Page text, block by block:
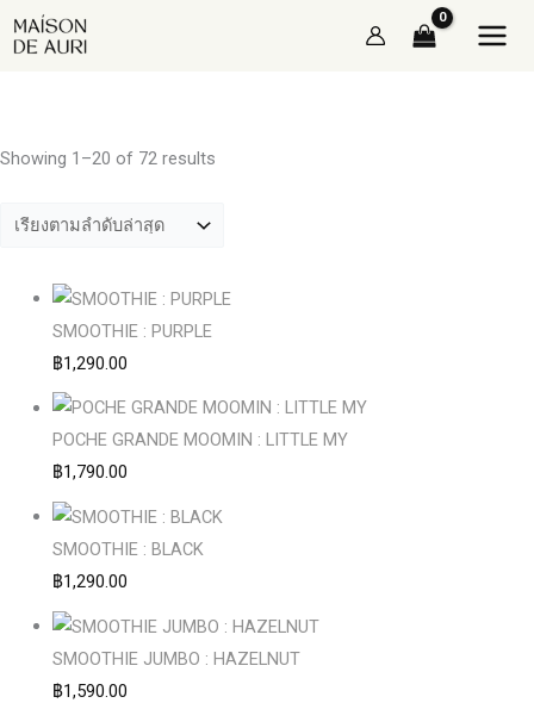
Skip
to
Showing 1–20 of 72 results
SMOOTHIE : PURPLE
฿1,290.00
POCHE GRANDE MOOMIN : LITTLE MY
฿1,790.00
SMOOTHIE : BLACK
฿1,290.00
SMOOTHIE JUMBO : HAZELNUT
฿1,590.00